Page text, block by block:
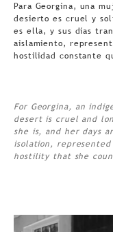
Para Georgina, una
desierto es cruel y
es ella, y sus días
aislamiento,
hostilidad constante
For Georgina, an
desert is cruel and
she is, and her days
isolation, represented
hostility that she